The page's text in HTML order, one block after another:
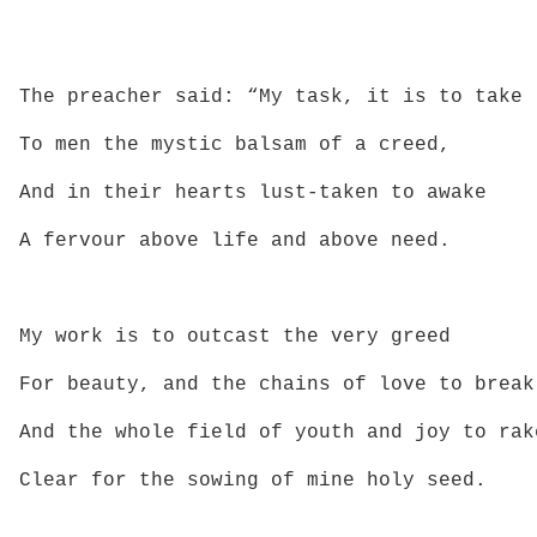
The preacher said: “My task, it is to take
To men the mystic balsam of a creed,
And in their hearts lust-taken to awake
A fervour above life and above need.
My work is to outcast the very greed
For beauty, and the chains of love to
And the whole field of youth and joy to
Clear for the sowing of mine holy seed.